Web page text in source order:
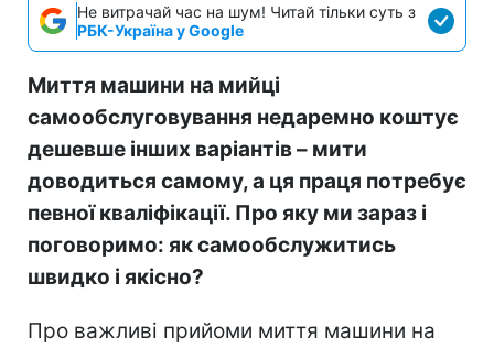
Не витрачай час на шум! Читай тільки суть з
РБК-Україна у Google
Миття машини на мийці
самообслуговування недаремно коштує
дешевше інших варіантів – мити
доводиться самому, а ця праця потребує
певної кваліфікації. Про яку ми зараз і
поговоримо: як самообслужитись
швидко і якісно?
Про важливі прийоми миття машини на